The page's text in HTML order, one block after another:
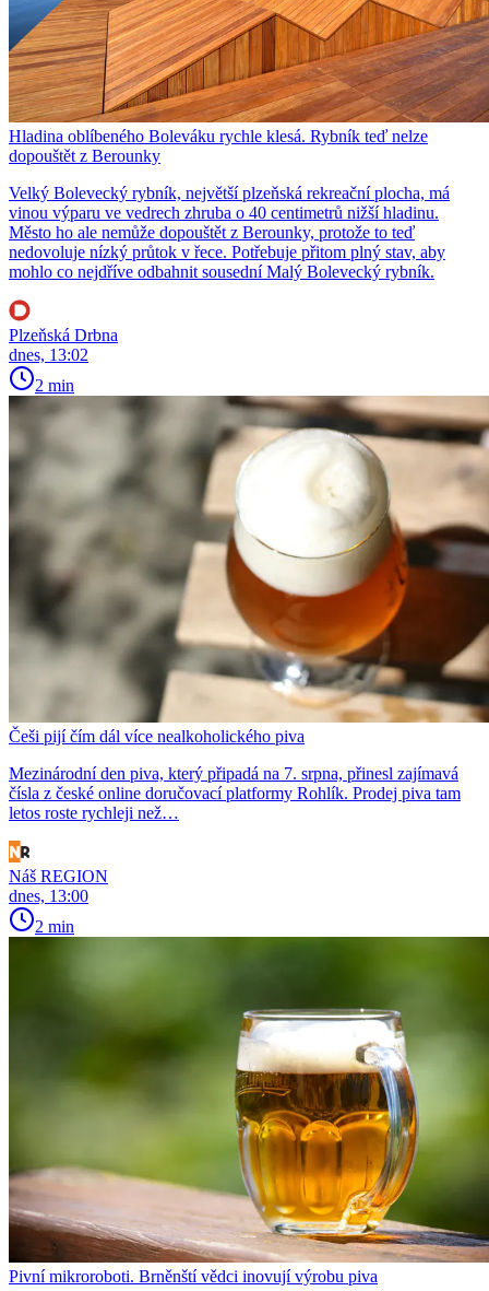
Hladina oblíbeného Boleváku rychle klesá. Rybník teď nelze
dopouštět z Berounky
Velký Bolevecký rybník, největší plzeňská rekreační plocha, má
vinou výparu ve vedrech zhruba o 40 centimetrů nižší hladinu.
Město ho ale nemůže dopouštět z Berounky, protože to teď
nedovoluje nízký průtok v řece. Potřebuje přitom plný stav, aby
mohlo co nejdříve odbahnit sousední Malý Bolevecký rybník.
Plzeňská Drbna
dnes, 13:02
2 min
Češi pijí čím dál více nealkoholického piva
Mezinárodní den piva, který připadá na 7. srpna, přinesl zajímavá
čísla z české online doručovací platformy Rohlík. Prodej piva tam
letos roste rychleji než…
Náš REGION
dnes, 13:00
2 min
Pivní mikroroboti. Brněnští vědci inovují výrobu piva